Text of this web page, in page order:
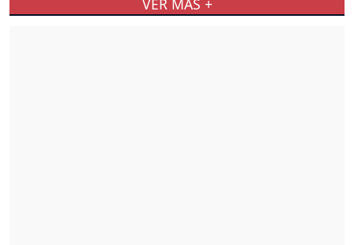
VER MÁS +